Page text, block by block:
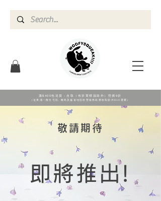
滿$400包送貨；自取（有折實標籖除外）照價9折
（送東涌一般住宅區; 離島及偏遠地區順豐服務範圍收取額外$10運費）
敬請期待
即將推出!